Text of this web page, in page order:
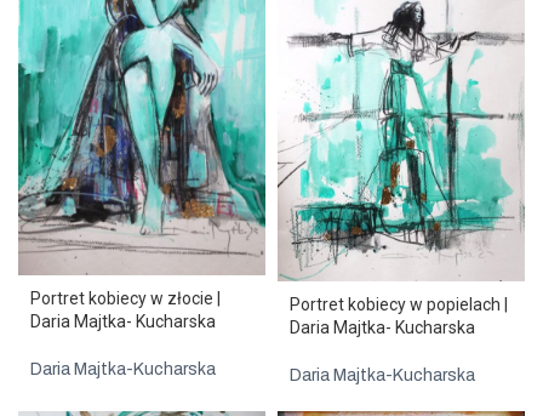
Portret kobiecy w złocie |
Daria Majtka- Kucharska
Daria Majtka-Kucharska
Portret kobiecy w popielach |
Daria Majtka- Kucharska
Daria Majtka-Kucharska